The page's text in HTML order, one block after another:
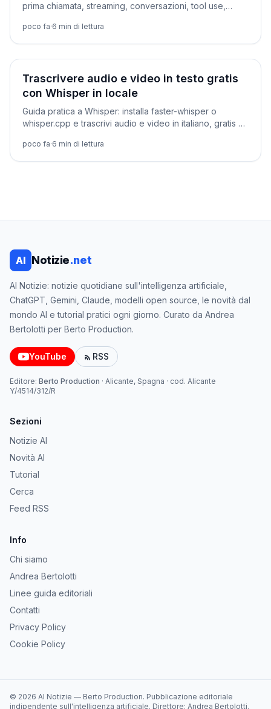
prima chiamata, streaming, conversazioni, tool use,
aggiornati.
poco fa·6 min di lettura
Tutorial
Trascrivere audio e video in testo gratis
con Whisper in locale
Guida pratica a Whisper: installa faster-whisper o
whisper.cpp e trascrivi audio e video in italiano, gratis e
comuni.
poco fa·6 min di lettura
AI Notizie.net
AI Notizie: notizie quotidiane sull'intelligenza artificiale,
ChatGPT, Gemini, Claude, modelli open source, le novità dal
mondo AI e tutorial pratici ogni giorno. Curato da Andrea
Bertolotti per Berto Production.
YouTube RSS
Editore: Berto Production · Alicante, Spagna · cod. Alicante
Y/4514/312/R
Sezioni
Notizie AI
Novità AI
Tutorial
Cerca
Feed RSS
Info
Chi siamo
Andrea Bertolotti
Linee guida editoriali
Contatti
Privacy Policy
Cookie Policy
© 2026 AI Notizie — Berto Production. Pubblicazione editoriale
indipendente sull'intelligenza artificiale. Direttore: Andrea Bertolotti.